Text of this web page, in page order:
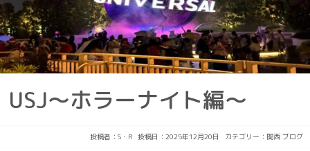
USJ～ホラーナイト編～
投稿者： S・R 投稿日：2025年12月20日 カテゴリー： 関西 ブログ